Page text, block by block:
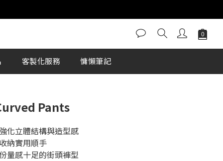
客製化服務 慵懶筆記
Pants
化立體結構與造型感
納實用順手
量感十足的街頭褲型
BUY NOW